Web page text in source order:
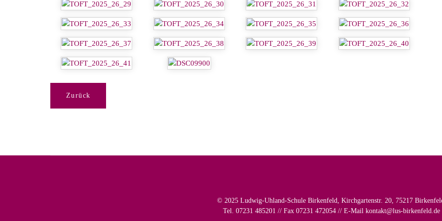
Zurück
© 2025 Ludwig-Uhland-Schule Birkenfeld, Kirchgartenstr. 20, 75217
Tel. 07231 485201 // Fax 07231 472054 // E-Mail kontakt@lus-birkenfeld.de